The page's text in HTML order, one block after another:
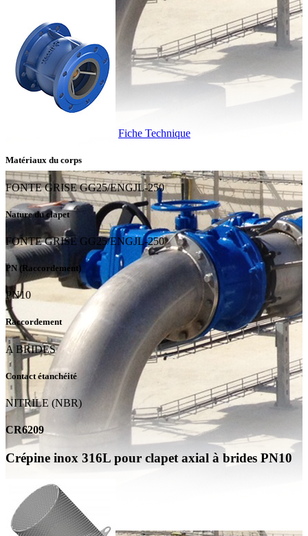
Fiche Technique
Matériaux du corps
FONTE GRISE GG25/ENGJL-250
Nature du clapet
FONTE GRISE GG25/ENGJL-250
PN (Raccordement)
PN10
Raccordement
A BRIDES
Contact étanchéité
NITRILE (NBR)
CR6209
Crépine inox 316L pour clapet axial à brides PN10